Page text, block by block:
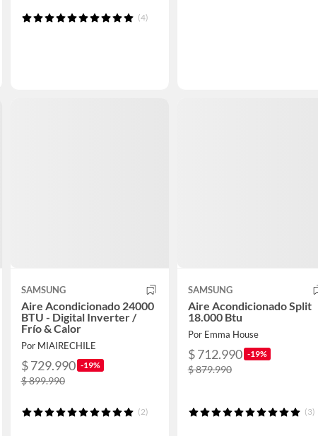
(4)
SAMSUNG
Aire Acondicionado 24000
BTU - Digital Inverter /
Frío & Calor
Por MIAIRECHILE
$ 729.990 -19%
$ 899.990
(2)
SAMSUNG
Aire Acondicionado Split
18.000 Btu
Por Emma House
$ 712.990 -19%
$ 879.990
(3)